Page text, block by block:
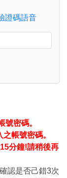
證碼語音
your username
密碼。
帳號密碼。
分鐘!請稍後再
認是否己錯3次